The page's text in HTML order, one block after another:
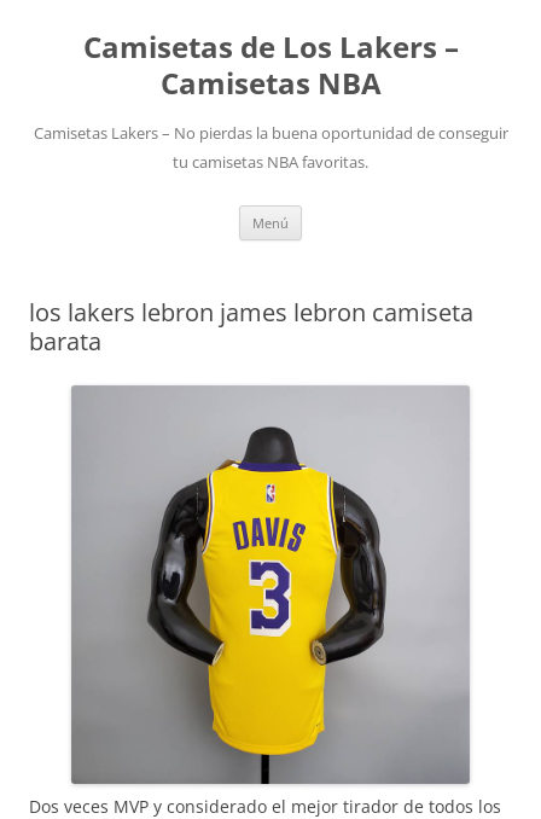
Camisetas de Los Lakers –
Camisetas NBA
Camisetas Lakers – No pierdas la buena oportunidad de conseguir
tu camisetas NBA favoritas.
Menú
los lakers lebron james lebron camiseta
barata
Dos veces MVP y considerado el mejor tirador de todos los